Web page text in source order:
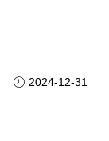
2024-12-31